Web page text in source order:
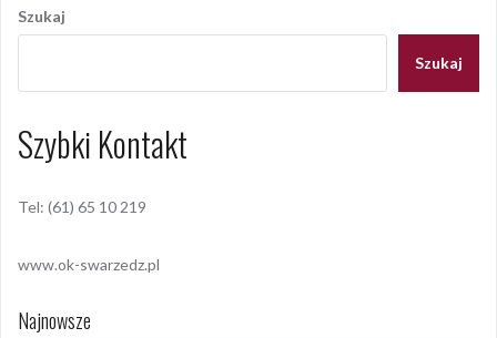
Szukaj
Szukaj
Szybki Kontakt
Tel: (61) 65 10 219
www.ok-swarzedz.pl
Najnowsze